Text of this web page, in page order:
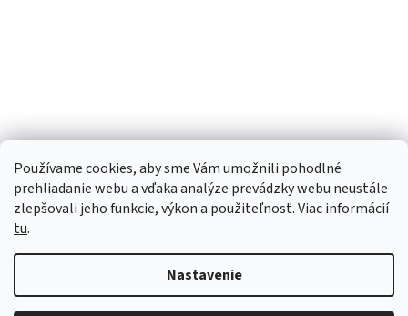
Používame cookies, aby sme Vám umožnili pohodlné
prehliadanie webu a vďaka analýze prevádzky webu neustále
zlepšovali jeho funkcie, výkon a použiteľnosť. Viac informácií
tu.
Nastavenie